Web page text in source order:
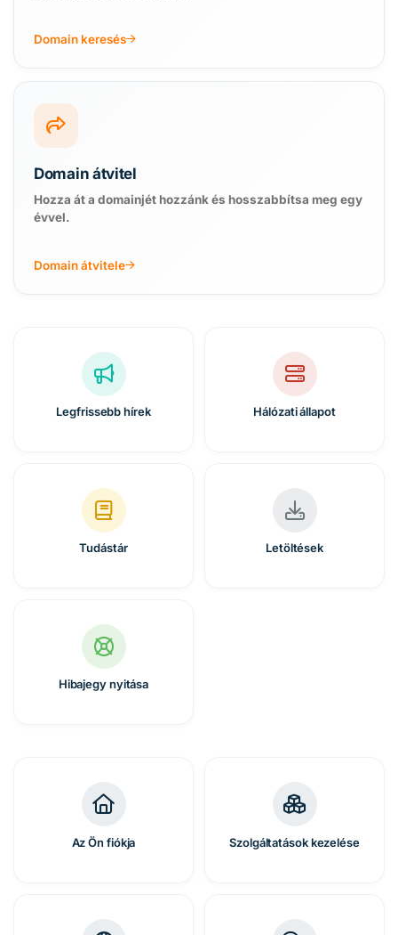
Domain keresés
Domain átvitel
Hozza át a domainjét hozzánk és hosszabbítsa meg egy
évvel.
Domain átvitele
Legfrissebb hírek Hálózati állapot
Tudástár Letöltések
Hibajegy nyitása
Az Ön fiókja Szolgáltatások kezelése